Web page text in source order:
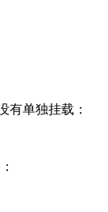
有单独挂载：